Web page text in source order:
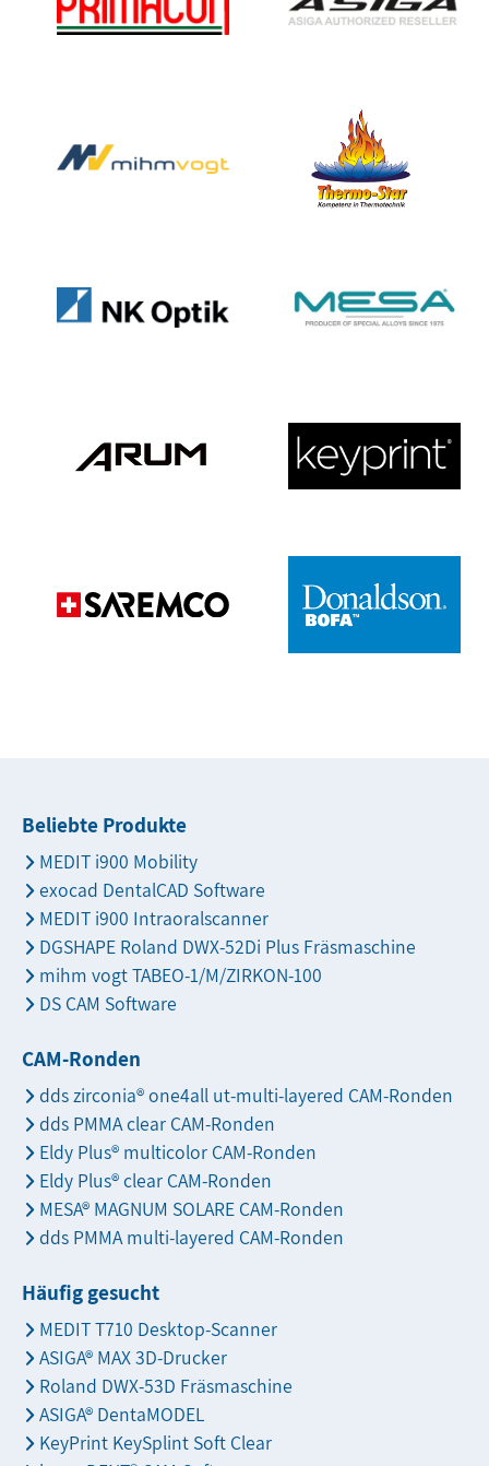
Beliebte Produkte
MEDIT i900 Mobility
exocad DentalCAD Software
MEDIT i900 Intraoralscanner
DGSHAPE Roland DWX-52Di Plus Fräsmaschine
mihm vogt TABEO-1/M/ZIRKON-100
DS CAM Software
CAM-Ronden
dds zirconia® one4all ut-multi-layered CAM-Ronden
dds PMMA clear CAM-Ronden
Eldy Plus® multicolor CAM-Ronden
Eldy Plus® clear CAM-Ronden
MESA® MAGNUM SOLARE CAM-Ronden
dds PMMA multi-layered CAM-Ronden
Häufig gesucht
MEDIT T710 Desktop-Scanner
ASIGA® MAX 3D-Drucker
Roland DWX-53D Fräsmaschine
ASIGA® DentaMODEL
KeyPrint KeySplint Soft Clear